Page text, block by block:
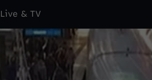
Live & TV